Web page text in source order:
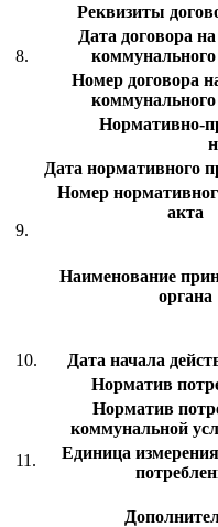
8.
Реквизиты
Дата договора
коммунального
Номер договора
коммунального
9.
Нормативно-
Дата нормативного
Номер
акта
Наименование
органа
10.
Дата начала
11.
Норматив
Норматив
коммунальной
Единица